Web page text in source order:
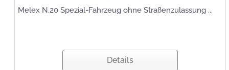
Melex N.20 Spezial-Fahrzeug ohne Straßenzulassung ...
Details